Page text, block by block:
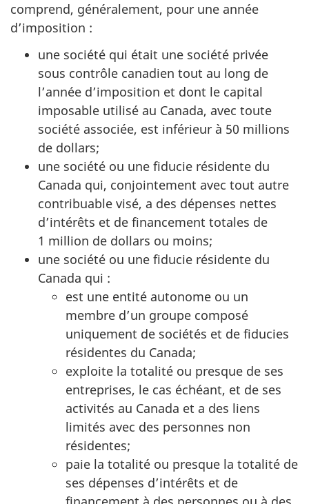
comprend, généralement, pour une année
d’imposition :
une société qui était une société privée
sous contrôle canadien tout au long de
l’année d’imposition et dont le capital
imposable utilisé au Canada, avec toute
société associée, est inférieur à 50 millions
de dollars;
une société ou une fiducie résidente du
Canada qui, conjointement avec tout autre
contribuable visé, a des dépenses nettes
d’intérêts et de financement totales de
1 million de dollars ou moins;
une société ou une fiducie résidente du
Canada qui :
est une entité autonome ou un
membre d’un groupe composé
uniquement de sociétés et de fiducies
résidentes du Canada;
exploite la totalité ou presque de ses
entreprises, le cas échéant, et de ses
activités au Canada et a des liens
limités avec des personnes non
résidentes;
paie la totalité ou presque la totalité de
ses dépenses d’intérêts et de